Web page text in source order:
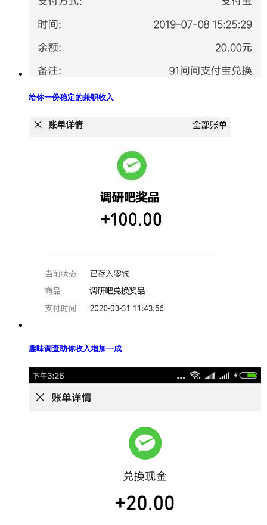
给你一份稳定的兼职收入
趣味调查助你收入增加一成